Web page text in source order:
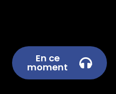
En ce
moment